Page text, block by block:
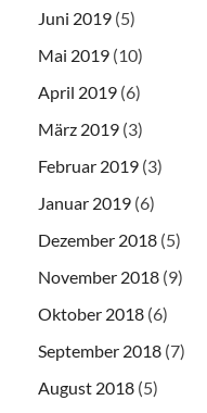
Juni 2019 (5)
Mai 2019 (10)
April 2019 (6)
März 2019 (3)
Februar 2019 (3)
Januar 2019 (6)
Dezember 2018 (5)
November 2018 (9)
Oktober 2018 (6)
September 2018 (7)
August 2018 (5)